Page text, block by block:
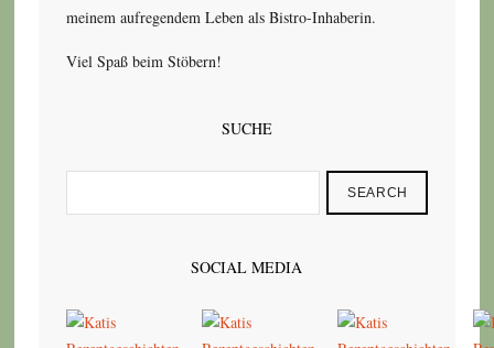
meinem aufregendem Leben als Bistro-Inhaberin.
Viel Spaß beim Stöbern!
SUCHE
SEARCH
SOCIAL MEDIA